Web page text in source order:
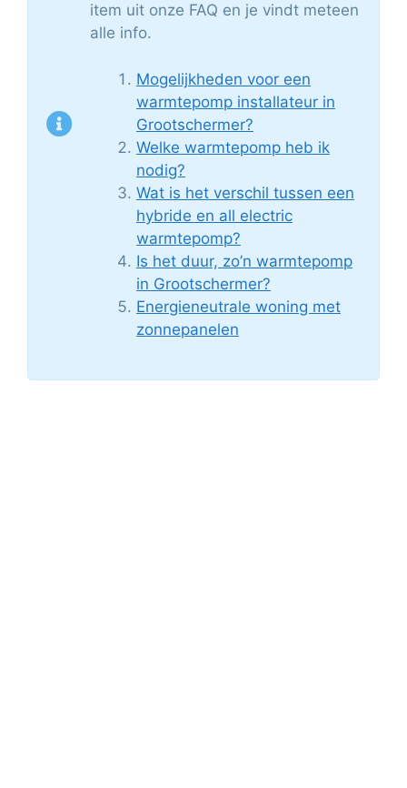
item uit onze FAQ en je vindt meteen
alle info.
Mogelijkheden voor een
warmtepomp installateur in
Grootschermer?
Welke warmtepomp heb ik
nodig?
Wat is het verschil tussen een
hybride en all electric
warmtepomp?
Is het duur, zo’n warmtepomp
in Grootschermer?
Energieneutrale woning met
zonnepanelen